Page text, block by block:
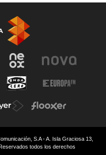
S.A - A. Isla Graciosa 13,
todos los derechos